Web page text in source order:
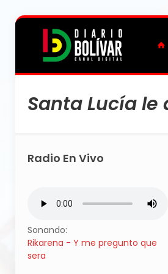
Santa Lucía le
Radio En Vivo
Sonando:
Rikarena - Y me pregunto que
sera